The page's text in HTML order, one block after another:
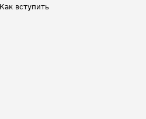
Как вступить